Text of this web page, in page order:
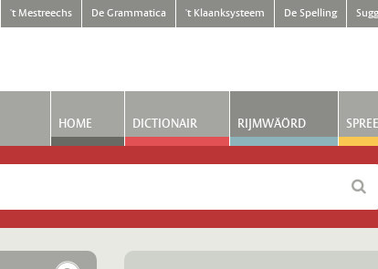
't Mestreechs De Grammatica 't Klaanksysteem De Spelling
HOME DICTIONAIR RIJMWÄÖRD